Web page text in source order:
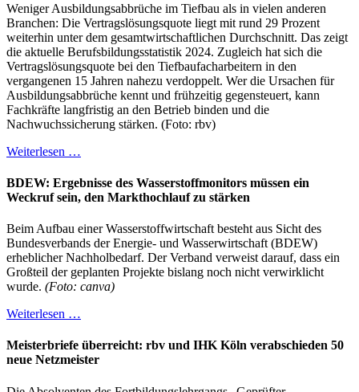
Weniger Ausbildungsabbrüche im Tiefbau als in vielen anderen
Branchen: Die Vertragslösungsquote liegt mit rund 29 Prozent
weiterhin unter dem gesamtwirtschaftlichen Durchschnitt. Das zeigt
die aktuelle Berufsbildungsstatistik 2024. Zugleich hat sich die
Vertragslösungsquote bei den Tiefbaufacharbeitern in den
vergangenen 15 Jahren nahezu verdoppelt. Wer die Ursachen für
Ausbildungsabbrüche kennt und frühzeitig gegensteuert, kann
Fachkräfte langfristig an den Betrieb binden und die
Nachwuchssicherung stärken. (Foto: rbv)
Weiterlesen …
BDEW: Ergebnisse des Wasserstoffmonitors müssen ein
Weckruf sein, den Markthochlauf zu stärken
Beim Aufbau einer Wasserstoffwirtschaft besteht aus Sicht des
Bundesverbands der Energie- und Wasserwirtschaft (BDEW)
erheblicher Nachholbedarf. Der Verband verweist darauf, dass ein
Großteil der geplanten Projekte bislang noch nicht verwirklicht
wurde. (Foto: canva)
Weiterlesen …
Meisterbriefe überreicht: rbv und IHK Köln verabschieden 50
neue Netzmeister